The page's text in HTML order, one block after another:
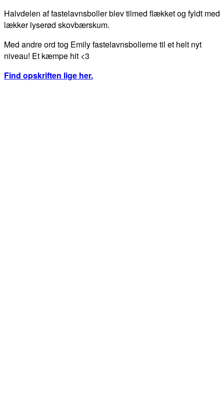
Halvdelen af fastelavnsboller blev tilmed flækket og fyldt med
lækker lyserød skovbærskum.
Med andre ord tog Emily fastelavnsbollerne til et helt nyt
niveau! Et kæmpe hit <3
Find opskriften lige her.